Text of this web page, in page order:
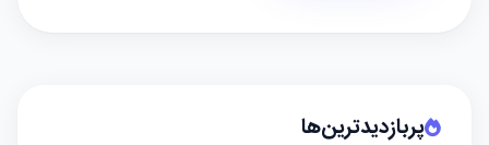
پربازدیدترین‌ها